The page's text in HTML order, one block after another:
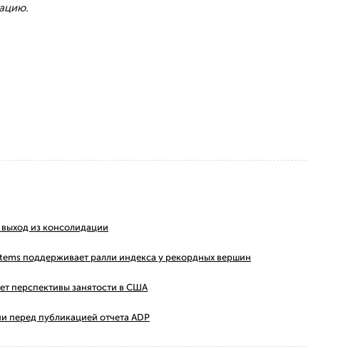
выход из консолидации
поддерживает ралли индекса у рекордных вершин
перспективы занятости в США
перед публикацией отчета ADP